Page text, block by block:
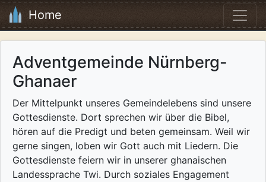
Home
Adventgemeinde Nürnberg-
Ghanaer
Der Mittelpunkt unseres Gemeindelebens sind unsere
Gottesdienste. Dort sprechen wir über die Bibel,
hören auf die Predigt und beten gemeinsam. Weil wir
gerne singen, loben wir Gott auch mit Liedern. Die
Gottesdienste feiern wir in unserer ghanaischen
Landessprache Twi. Durch soziales Engagement